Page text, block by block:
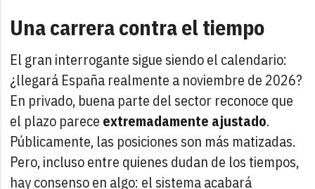
Una carrera contra el tiempo
El gran interrogante sigue siendo el calendario:
¿llegará España realmente a noviembre de 2026?
En privado, buena parte del sector reconoce que
el plazo parece extremadamente ajustado.
Públicamente, las posiciones son más matizadas.
Pero, incluso entre quienes dudan de los tiempos,
hay consenso en algo: el sistema acabará